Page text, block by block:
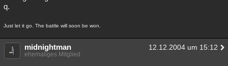
q.
Just let it go. The battle will soon be won.
midnightman 12.12.2004 um 15:12
ehemaliges Mitglied